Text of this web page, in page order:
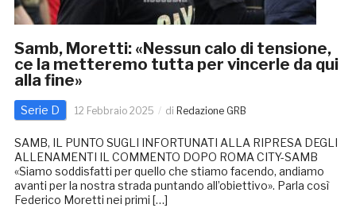
Samb, Moretti: «Nessun calo di tensione,
ce la metteremo tutta per vincerle da qui
alla fine»
Serie D 12 Febbraio 2025 di Redazione GRB
SAMB, IL PUNTO SUGLI INFORTUNATI ALLA RIPRESA DEGLI
ALLENAMENTI IL COMMENTO DOPO ROMA CITY-SAMB
«Siamo soddisfatti per quello che stiamo facendo, andiamo
avanti per la nostra strada puntando all’obiettivo». Parla così
Federico Moretti nei primi […]